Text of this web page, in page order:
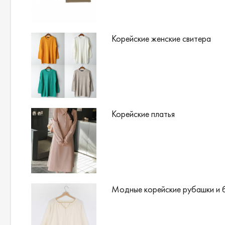
Корейские женские свитера
Корейские платья
Модные корейские рубашки и